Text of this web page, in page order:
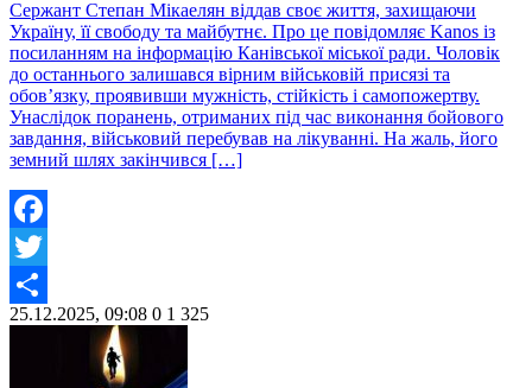
Сержант Степан Мікаелян віддав своє життя, захищаючи
Україну, її свободу та майбутнє. Про це повідомляє Kanos із
посиланням на інформацію Канівської міської ради. Чоловік
до останнього залишався вірним військовій присязі та
обов’язку, проявивши мужність, стійкість і самопожертву.
Унаслідок поранень, отриманих під час виконання бойового
завдання, військовий перебував на лікуванні. На жаль, його
земний шлях закінчився […]
Facebook
Twitter
Share
25.12.2025, 09:08 0 1 325